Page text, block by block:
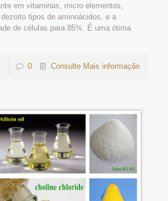
em vitaminas, micro elementos,
tipos de aminoácidos, e a
de células para 85%. É uma ótima
0 Consulte Mais informação